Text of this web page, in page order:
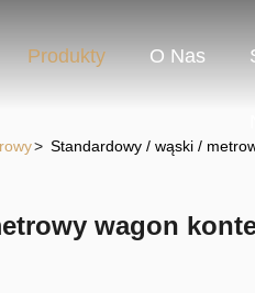
Produkty O Nas
> Standardowy / wąski /
wagon